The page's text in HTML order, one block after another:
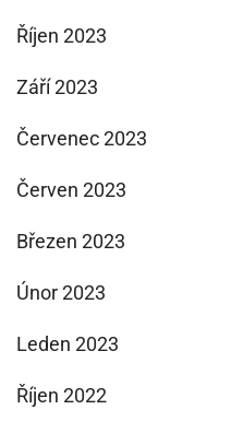
Říjen 2023
Září 2023
Červenec 2023
Červen 2023
Březen 2023
Únor 2023
Leden 2023
Říjen 2022